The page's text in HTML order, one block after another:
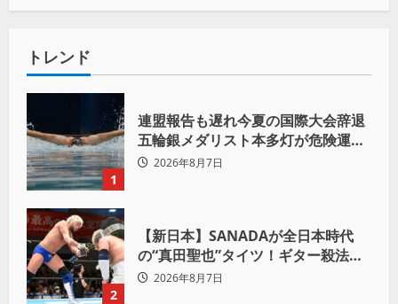
トレンド
1
連盟報告も遅れ今夏の国際大会辞退
五輪銀メダリスト本多灯が危険運転
致傷で起訴
2026年8月7日
2
【新日本】SANADAが全日本時代
の“真田聖也”タイツ！ギター殺法で
Yuto-IceをKO「俺と闘う時は考え
2026年8月7日